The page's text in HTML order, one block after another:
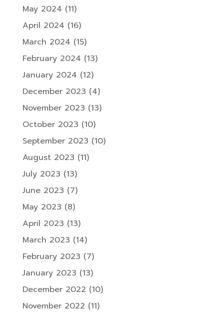
May 2024 (11)
April 2024 (16)
March 2024 (15)
February 2024 (13)
January 2024 (12)
December 2023 (4)
November 2023 (13)
October 2023 (10)
September 2023 (10)
August 2023 (11)
July 2023 (13)
June 2023 (7)
May 2023 (8)
April 2023 (13)
March 2023 (14)
February 2023 (7)
January 2023 (13)
December 2022 (10)
November 2022 (11)